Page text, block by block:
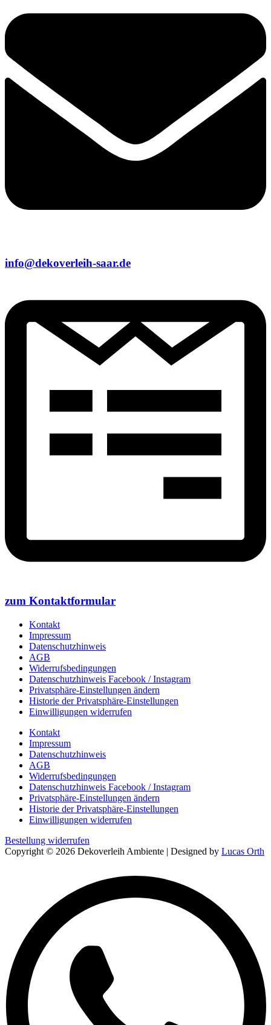
info@dekoverleih-saar.de
zum Kontaktformular
Kontakt
Impressum
Datenschutzhinweis
AGB
Widerrufsbedingungen
Datenschutzhinweis Facebook / Instagram
Privatsphäre-Einstellungen ändern
Historie der Privatsphäre-Einstellungen
Einwilligungen widerrufen
Kontakt
Impressum
Datenschutzhinweis
AGB
Widerrufsbedingungen
Datenschutzhinweis Facebook / Instagram
Privatsphäre-Einstellungen ändern
Historie der Privatsphäre-Einstellungen
Einwilligungen widerrufen
Bestellung widerrufen
Copyright © 2026 Dekoverleih Ambiente | Designed by Lucas Orth